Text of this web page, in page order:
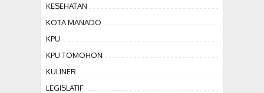
KESEHATAN
KOTA MANADO
KPU
KPU TOMOHON
KULINER
LEGISLATIF